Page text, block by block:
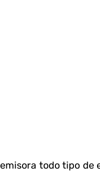
emisora todo tipo de